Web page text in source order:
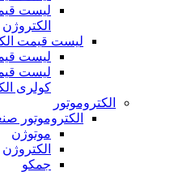
لیست
الکتروژن
لیست قیمت
لیست
لیست
کولری
الکتروموتور
الکتروموتور
موتوژن
الکتروژن
جمکو